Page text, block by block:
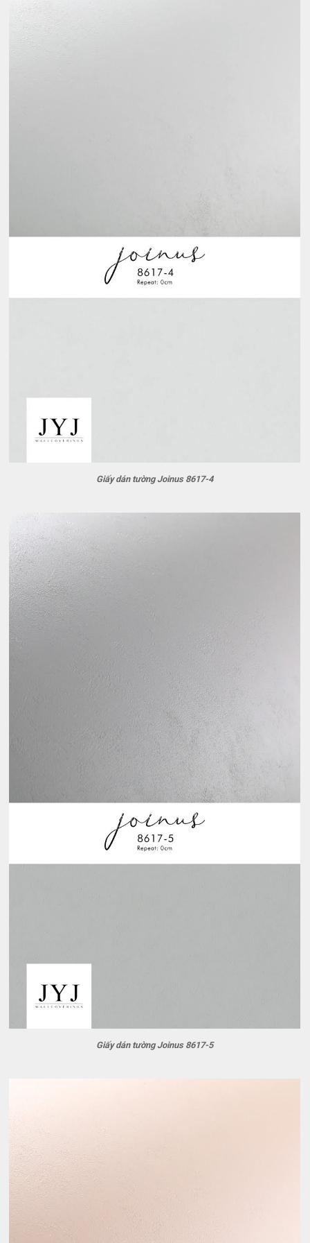
Giấy dán tường Joinus 8617-4
Giấy dán tường Joinus 8617-5